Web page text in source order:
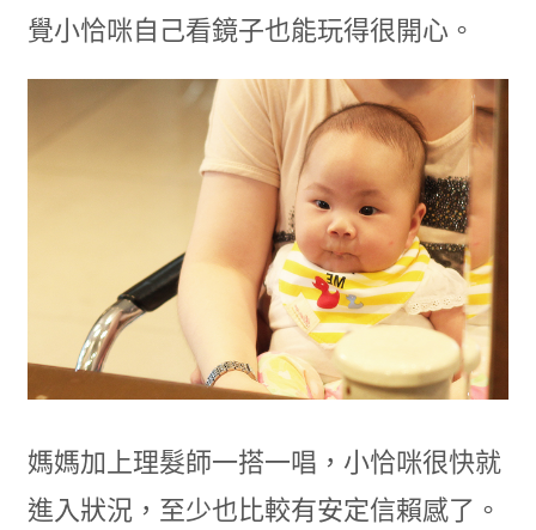
覺小恰咪自己看鏡子也能玩得很開心。
媽媽加上理髮師一搭一唱，小恰咪很快就
進入狀況，至少也比較有安定信賴感了。